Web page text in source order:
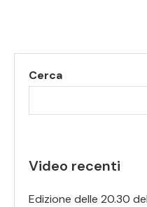
Cerca
Video recenti
Edizione delle 20.30